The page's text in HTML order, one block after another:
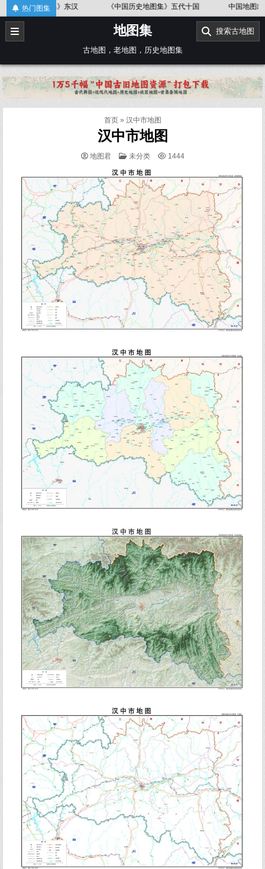
Skip
to
content
热门图集
地图集》东汉 《中国历史地图集》五代十国 中国地图出版社《世
地图集
古地图，老地图，历史地图集
搜索古地图
首页» 汉中市地图
汉中市地图
地图君
POSTED
未分类 1444